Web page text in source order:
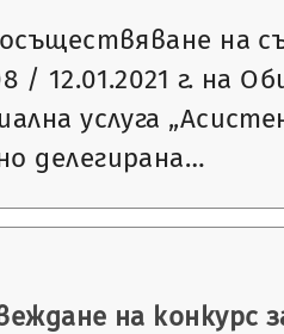
на
/ 12.01.2021 г. на
услуга
делегирана…
на конкурс